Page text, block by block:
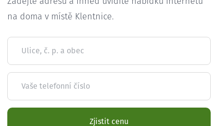
na doma v místě Klentnice.
Ulice, č. p. a obec
Vaše telefonní číslo
Zjistit cenu